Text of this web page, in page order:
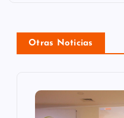
n
d
Otras Noticias